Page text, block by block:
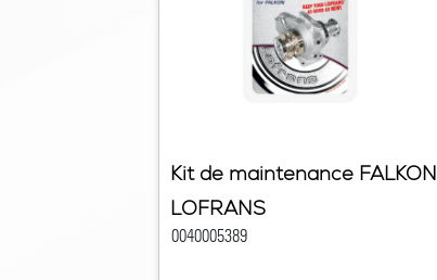
Kit de maintenance FALKON
LOFRANS
0040005389